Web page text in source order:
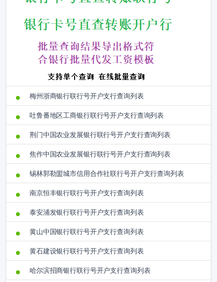
梅州浙商银行联行号开户支行查询列表
吐鲁番地区工商银行联行号开户支行查询列表
荆门中国农业发展银行联行号开户支行查询列表
焦作中国农业发展银行联行号开户支行查询列表
锡林郭勒盟城市信用合作社联行号开户支行查询列表
南京恒丰银行联行号开户支行查询列表
泰安浦发银行联行号开户支行查询列表
黄山中国银行联行号开户支行查询列表
黄石建设银行联行号开户支行查询列表
哈尔滨招商银行联行号开户支行查询列表